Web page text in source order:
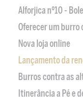
Alforjica nº10 -
Oferecer um burro
Nova loja online
Lançamento da
Burros contra as
Itinerância a Pé e